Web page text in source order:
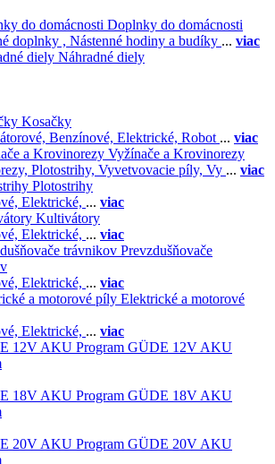
Doplnky do domácnosti
doplnky , Nástenné hodiny a budíky ... viac
Náhradné diely
Kosačky
Benzínové, Elektrické, Robot ... viac
Vyžínače a Krovinorezy
Plotostrihy, Vyvetvovacie píly, Vy ... viac
Plotostrihy
Elektrické, ... viac
Kultivátory
Elektrické, ... viac
Prevzdušňovače
Elektrické, ... viac
Elektrické a motorové
Elektrické, ... viac
GÜDE 12V AKU
GÜDE 18V AKU
GÜDE 20V AKU